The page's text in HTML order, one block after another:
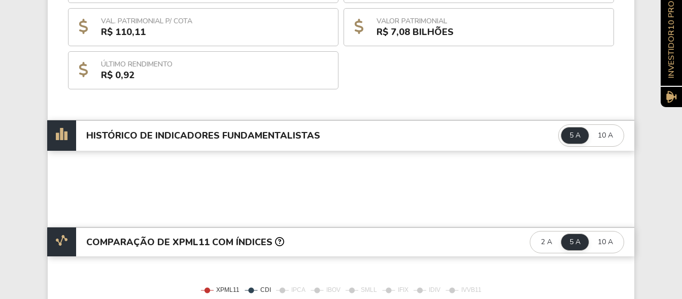
VAL. PATRIMONIAL P/ COTA
R$ 110,11
VALOR PATRIMONIAL
R$ 7,08 BILHÕES
ÚLTIMO RENDIMENTO
R$ 0,92
HISTÓRICO DE INDICADORES FUNDAMENTALISTAS 5 A 10 A
COMPARAÇÃO DE XPML11 COM ÍNDICES 2 A 5 A 10 A
INVESTIDOR10 PRO